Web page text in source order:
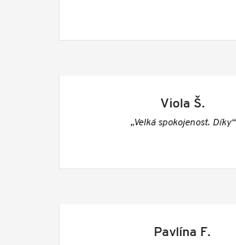
Viola Š.
„Velká spokojenost. Díky“
Pavlína F.